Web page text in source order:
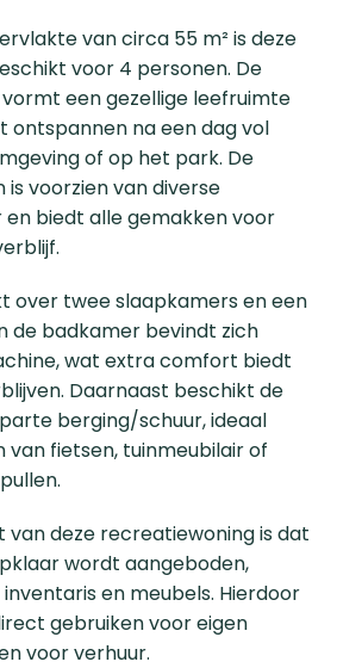
van circa 55 m² is deze
voor 4 personen. De
een gezellige leefruimte
ontspannen na een dag vol
of op het park. De
voorzien van diverse
biedt alle gemakken voor
over twee slaapkamers en een
de badkamer bevindt zich
wat extra comfort biedt
Daarnaast beschikt de
berging/schuur, ideaal
fietsen, tuinmeubilair of
van deze recreatiewoning is dat
wordt aangeboden,
en meubels. Hierdoor
gebruiken voor eigen
voor verhuur.